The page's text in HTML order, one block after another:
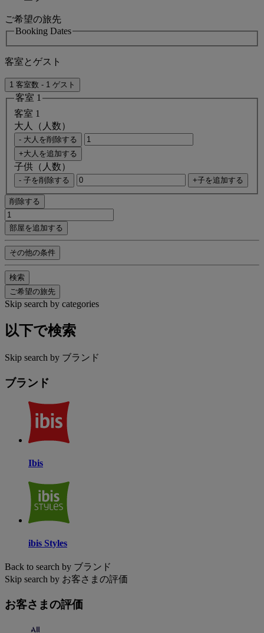
ご希望の旅先
Booking Dates
客室とゲスト
1 客室数 - 1 ゲスト
客室 1
客室 1
大人（人数）
- 大人を削除する
+大人を追加する
子供（人数）
- 子を削除する +子を追加する
削除する
部屋を追加する
その他の条件
検索
ご希望の旅先
Skip search by categories
以下で検索
Skip search by ブランド
ブランド
Ibis
ibis Styles
Back to search by ブランド
Skip search by お客さまの評価
お客さまの評価